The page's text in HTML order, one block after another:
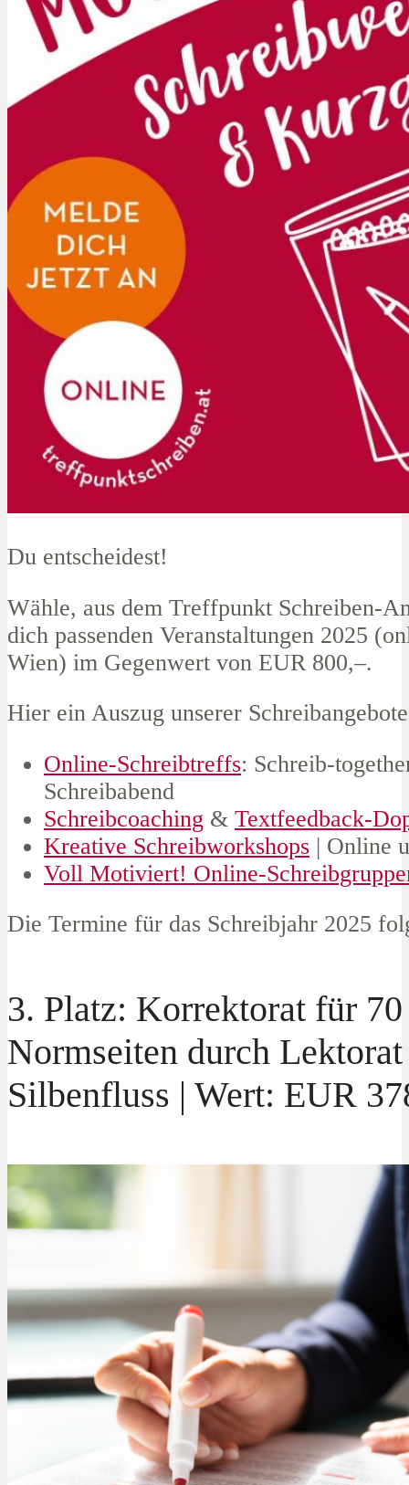
Du entscheidest!
Wähle, aus dem Treffpunkt Schreiben-
dich passenden Veranstaltungen 2025
Wien) im Gegenwert von EUR 800,–.
Hier ein Auszug unserer
Online-Schreibtreffs: Schreib-
Schreibabend
Schreibcoaching & Textfeedback-
Kreative Schreibworkshops | Online
Voll Motiviert! Online-
Die Termine für das Schreibjahr 2025
3. Platz: Korrektorat für 70
Normseiten durch Lektorat
Silbenfluss | Wert: EUR